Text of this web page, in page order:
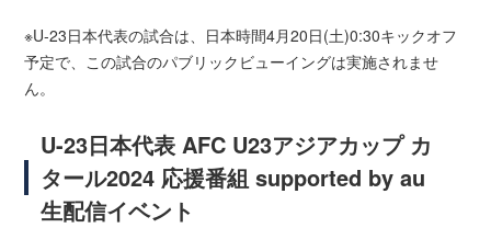
※U-23日本代表の試合は、日本時間4月20日(土)0:30キックオフ
予定で、この試合のパブリックビューイングは実施されませ
ん。
U-23日本代表 AFC U23アジアカップ カ
タール2024 応援番組 supported by au
生配信イベント